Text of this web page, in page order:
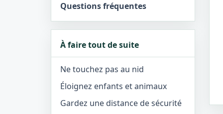
Questions fréquentes
À faire tout de suite
Ne touchez pas au nid
Éloignez enfants et animaux
Gardez une distance de sécurité